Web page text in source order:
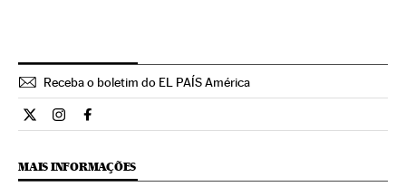
Receba o boletim do EL PAÍS América
Internacional El País Brasil en Twitter
Internacional El País Brasil en Instagram
Internacional El País Brasil en Facebook
MAIS INFORMAÇÕES